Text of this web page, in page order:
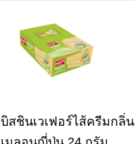
บิสชินเวเฟอร์ไส้ครีมกลิ่น